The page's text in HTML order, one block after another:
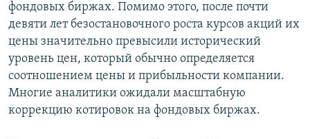
фондовых биржах. Помимо этого, после почти
девяти лет безостановочного роста курсов акций их
цены значительно превысили исторический
уровень цен, который обычно определяется
соотношением цены и прибыльности компании.
Многие аналитики ожидали масштабную
коррекцию котировок на фондовых биржах.